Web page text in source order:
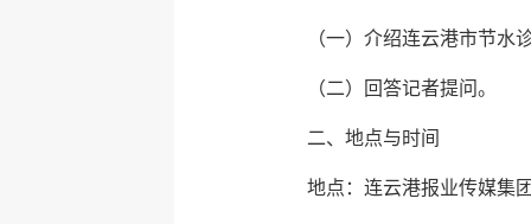
（一）介绍连云港市节水
（二）回答记者提问。
二、地点与时间
地点：连云港报业传媒集